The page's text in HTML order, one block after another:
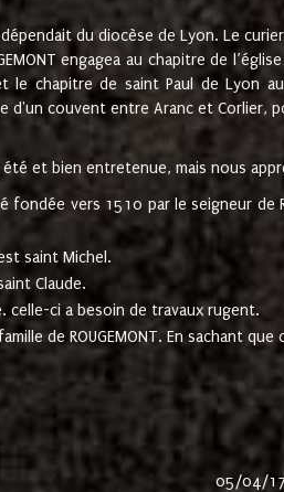
du diocèse de Lyon. Le
engagea au chapitre de
le chapitre de saint Paul de Lyon
d'un couvent entre Aranc et Corlier,
et bien entretenue, mais nous
vers 1510 par le seigneur de
saint Michel.
Claude.
celle-ci a besoin de travaux rugent.
de ROUGEMONT. En sachant
05/04/